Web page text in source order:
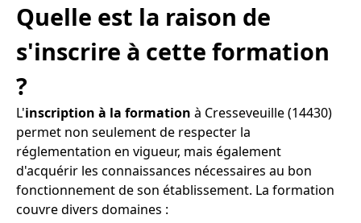
Quelle est la raison de
s'inscrire à cette formation
?
L'inscription à la formation à Cresseveuille (14430)
permet non seulement de respecter la
réglementation en vigueur, mais également
d'acquérir les connaissances nécessaires au bon
fonctionnement de son établissement. La formation
couvre divers domaines :